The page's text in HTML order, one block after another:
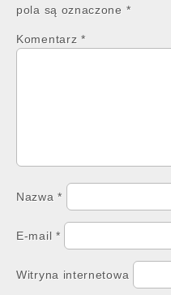
pola są oznaczone *
Komentarz *
Nazwa*
E-mail *
Witryna internetowa